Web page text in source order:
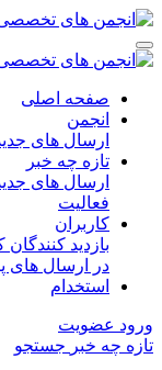
صفحه اصلی
انجمن
ارسال های
تازه چه خبر
ارسال های
فعالیت
کاربران
بازدید کنندگان
در ارسال های
استخدام
ورود عضویت
تازه چه خبر جستجو